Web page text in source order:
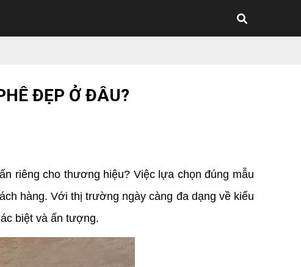
ĐẸP Ở ĐÂU?
riêng cho thương hiệu? Việc lựa chọn đúng mẫu
hàng. Với thị trường ngày càng đa dạng về kiểu
biệt và ấn tượng.